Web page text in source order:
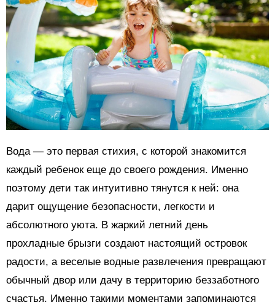
Вода — это первая стихия, с которой знакомится
каждый ребенок еще до своего рождения. Именно
поэтому дети так интуитивно тянутся к ней: она
дарит ощущение безопасности, легкости и
абсолютного уюта. В жаркий летний день
прохладные брызги создают настоящий островок
радости, а веселые водные развлечения превращают
обычный двор или дачу в территорию беззаботного
счастья. Именно такими моментами запоминаются